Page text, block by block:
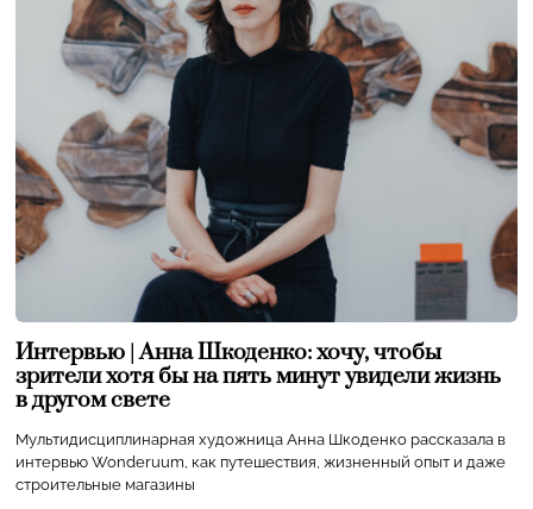
Интервью | Анна Шкоденко: хочу, чтобы
зрители хотя бы на пять минут увидели жизнь
в другом свете
Мультидисциплинарная художница Анна Шкоденко рассказала в
интервью Wonderuum, как путешествия, жизненный опыт и даже
строительные магазины